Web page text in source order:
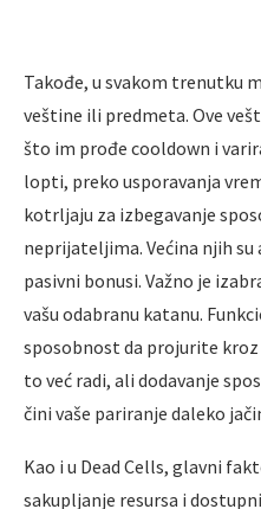
Takođe, u svakom trenutku
veštine ili predmeta. Ove
što im prođe cooldown i
lopti, preko usporavanja
kotrljaju za izbegavanje
neprijateljima. Većina njih su
pasivni bonusi. Važno je
vašu odabranu katanu.
sposobnost da projurite
to već radi, ali dodavanje
čini vaše pariranje daleko
Kao i u Dead Cells, glavni
sakupljanje resursa i